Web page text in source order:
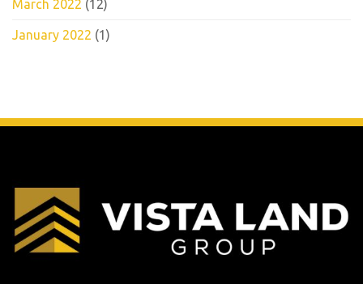
March 2022 (12)
January 2022 (1)